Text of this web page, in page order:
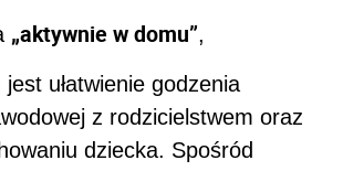
„aktywnie w domu”,
ułatwienie godzenia
z rodzicielstwem oraz
dziecka. Spośród